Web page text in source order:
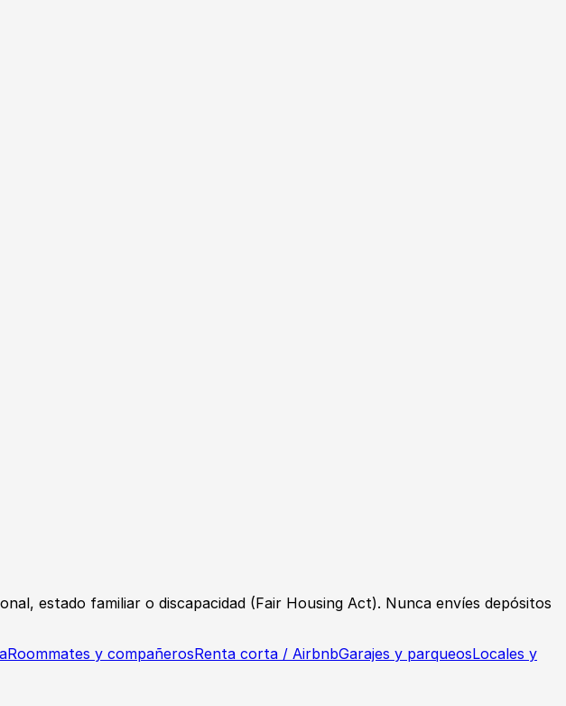
estado familiar o discapacidad (Fair Housing Act). Nunca envíes depósitos
Roommates y compañerosRenta corta / AirbnbGarajes y parqueosLocales y